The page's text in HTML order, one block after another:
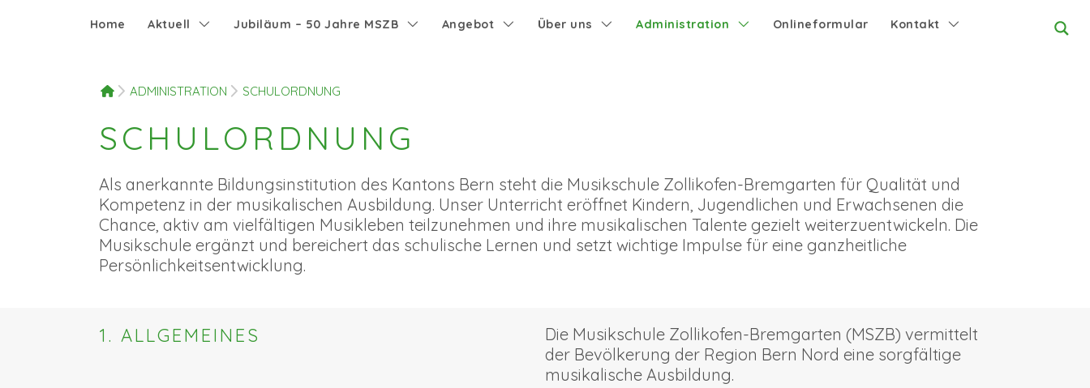
Home Aktuell Jubiläum – 50 Jahre MSZB Angebot Über uns Administration Onlineformular Kontakt
HOMEADMINISTRATION SCHULORDNUNG
SCHULORDNUNG
Als anerkannte Bildungsinstitution des Kantons Bern steht die Musikschule Zollikofen-Bremgarten für Qualität und
Kompetenz in der musikalischen Ausbildung. Unser Unterricht eröffnet Kindern, Jugendlichen und Erwachsenen die
Chance, aktiv am vielfältigen Musikleben teilzunehmen und ihre musikalischen Talente gezielt weiterzuentwickeln. Die
Musikschule ergänzt und bereichert das schulische Lernen und setzt wichtige Impulse für eine ganzheitliche
Persönlichkeitsentwicklung.
1. ALLGEMEINES
Die Musikschule Zollikofen-Bremgarten (MSZB) vermittelt
der Bevölkerung der Region Bern Nord eine sorgfältige
musikalische Ausbildung.